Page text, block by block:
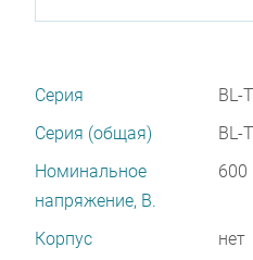
Серия
BL-
Серия (общая)
BL-
Номинальное
напряжение, В.
600
Корпус
нет